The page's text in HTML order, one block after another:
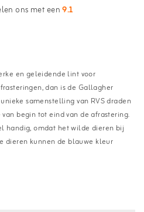
ons met een9.1
en geleidende lint voor
dan is de Gallagher
samenstelling van RVS draden
begin tot eind van de afrastering.
handig, omdat het wilde dieren bij
dieren kunnen de blauwe kleur